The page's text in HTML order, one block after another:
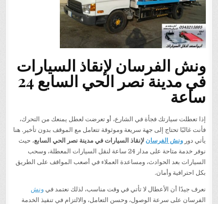
ونش الفرسان لإنقاذ السيارات
في مدينة نصر الحي السابع 24
ساعة
إذا تعطلت سيارتك فجأة في الشارع، أو تعرضت لعطل يمنعك من التحرك،
فأنت غالبًا تحتاج إلى جهة سريعة وموثوقة تتعامل مع الموقف بدون تأخير. هنا
يأتي دورونش الفرسان لإنقاذ السيارات في مدينة نصر الحي السابع، حيث
نوفر خدمة متاحة على مدار 24 ساعة لنقل السيارات المعطلة، وسحب
السيارات بعد الحوادث، ومساعدة العملاء في أصعب المواقف على الطريق
بكل احترافية وأمان.
نعرف جيدًا أن الأعطال لا تأتي في وقت مناسب، لذلك نعتمد فيونش
الفرسان على سرعة الوصول، وحسن التعامل، والالتزام في تنفيذ الخدمة